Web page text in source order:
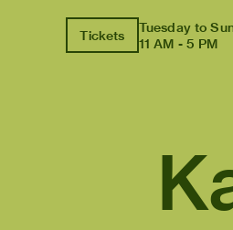
Tickets
Tuesday to
11 AM - 5 PM